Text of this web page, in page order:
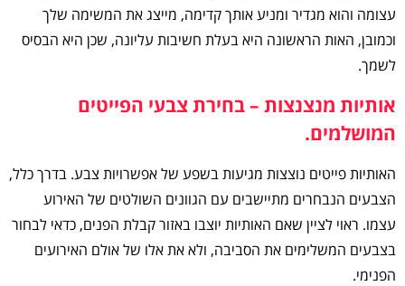
עצומה והוא מגדיר ומניע אותך קדימה, מייצג את המשימה שלך
וכמובן, האות הראשונה היא בעלת חשיבות עליונה, שכן היא הבסיס
לשמך.
אותיות מנצנצות – בחירת צבעי הפייטים
המושלמים.
האותיות פייטים נוצצות מגיעות בשפע של אפשרויות צבע. בדרך כלל,
הצבעים הנבחרים מתיישבים עם הגוונים השולטים של האירוע
עצמו. ראוי לציין שאם האותיות יוצבו באזור קבלת הפנים, כדאי לבחור
בצבעים המשלימים את הסביבה, ולא את אלו של אולם האירועים
הפנימי.